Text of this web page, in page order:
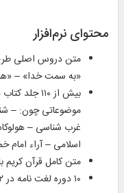
محتوای نرم‌افزار
متن دروس اصلی
«به سمت خدا» –
بیش از ۱۱۰
موضوعاتی چون: –
غرب شناسی –
اسلامی – آراء
متن کامل قرآن کریم
۱۰ دوره لغت‌ نامه در ۶۲ جلد